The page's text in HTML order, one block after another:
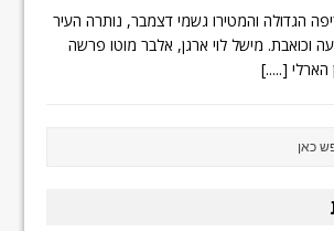
הגדולה והמטירו גשמי דצמבר, נותרה העיר
וכואבת. מישל לוי ארגן, אלבר מוטו פרשה
הארלי [.....]